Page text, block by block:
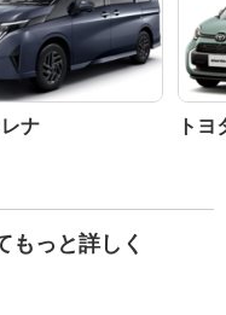
ナ ト
もっと詳しく